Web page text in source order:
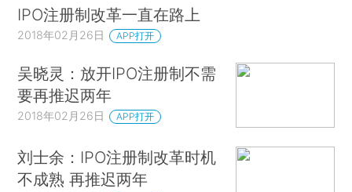
IPO注册制改革一直在路上
2018年02月26日 APP打开
吴晓灵：放开IPO注册制不需
要再推迟两年
2018年02月26日 APP打开
刘士余：IPO注册制改革时机
不成熟 再推迟两年